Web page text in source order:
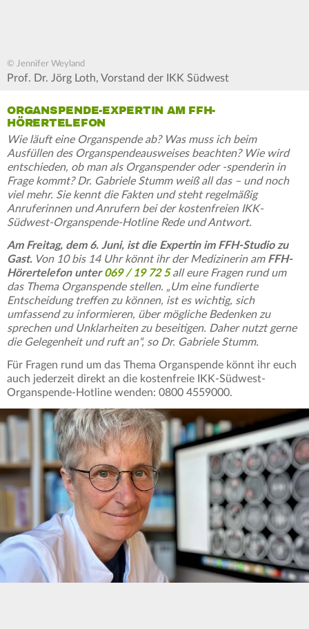
© Jennifer Weyland
Prof. Dr. Jörg Loth, Vorstand der IKK Südwest
ORGANSPENDE-EXPERTIN AM FFH-
HÖRERTELEFON
Wie läuft eine Organspende ab? Was muss ich beim
Ausfüllen des Organspendeausweises beachten? Wie wird
entschieden, ob man als Organspender oder -spenderin in
Frage kommt? Dr. Gabriele Stumm weiß all das – und noch
viel mehr. Sie kennt die Fakten und steht regelmäßig
Anruferinnen und Anrufern bei der kostenfreien IKK-
Südwest-Organspende-Hotline Rede und Antwort.
Am Freitag, dem 6. Juni, ist die Expertin im FFH-Studio zu
Gast. Von 10 bis 14 Uhr könnt ihr der Medizinerin am FFH-
Hörertelefon unter069 / 19 72 5all eure Fragen rund um
das Thema Organspende stellen. „Um eine fundierte
Entscheidung treffen zu können, ist es wichtig, sich
umfassend zu informieren, über mögliche Bedenken zu
sprechen und Unklarheiten zu beseitigen. Daher nutzt gerne
die Gelegenheit und ruft an“, so Dr. Gabriele Stumm.
Für Fragen rund um das Thema Organspende könnt ihr euch
auch jederzeit direkt an die kostenfreie IKK-Südwest-
Organspende-Hotline wenden: 0800 4559000.